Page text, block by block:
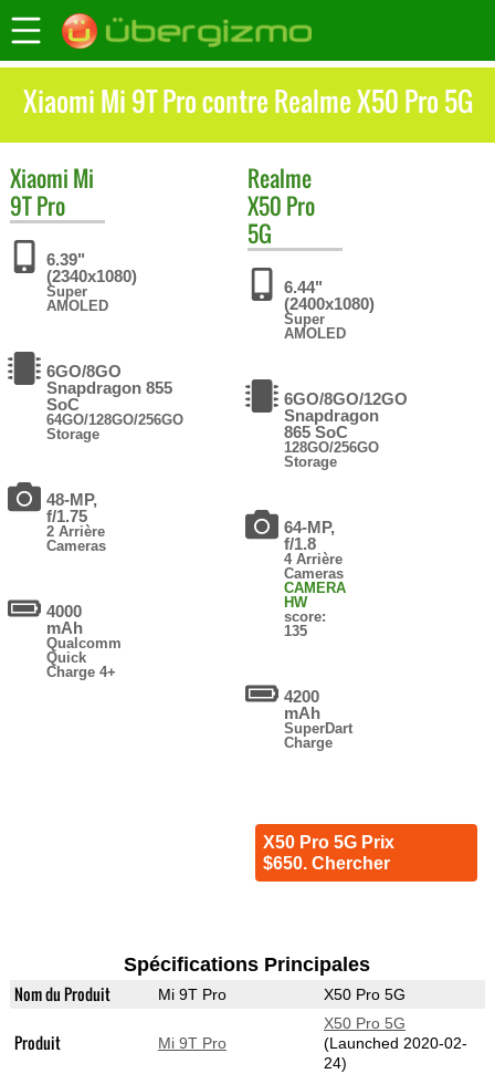
Xiaomi Mi 9T Pro contre Realme X50 Pro 5G
Xiaomi Mi
9T Pro
6.39"
(2340x1080)
Super
AMOLED
6GO/8GO
Snapdragon 855
SoC
64GO/128GO/256GO
Storage
48-MP,
f/1.75
2 Arrière
Cameras
4000
mAh
Qualcomm
Quick
Charge 4+
Realme
X50 Pro
5G
6.44"
(2400x1080)
Super
AMOLED
6GO/8GO/12GO
Snapdragon
865 SoC
128GO/256GO
Storage
64-MP,
f/1.8
4 Arrière
Cameras
CAMERA
HW
score:
135
4200
mAh
SuperDart
Charge
X50 Pro 5G Prix
$650. Chercher
Spécifications Principales
Nom du Produit Mi 9T Pro X50 Pro 5G
Produit Mi 9T Pro
X50 Pro 5G
(Launched 2020-02-
24)